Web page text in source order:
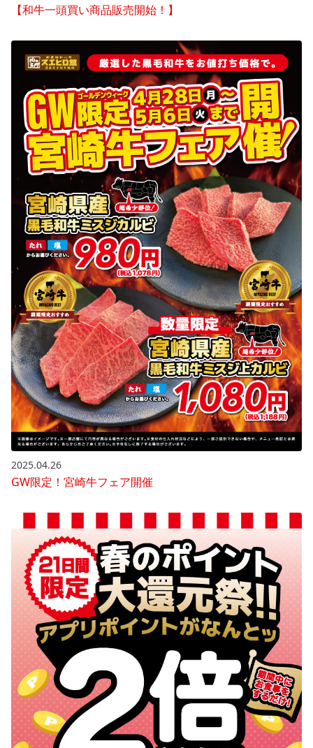
【和牛一頭買い商品販売開始！】
2025.04.26
GW限定！宮崎牛フェア開催